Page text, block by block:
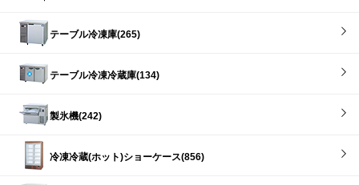
テーブル冷凍庫(265)
テーブル冷凍冷蔵庫(134)
製氷機(242)
冷凍冷蔵(ホット)ショーケース(856)